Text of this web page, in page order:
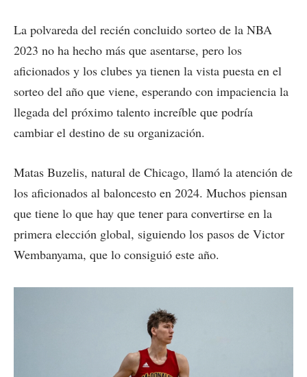
La polvareda del recién concluido sorteo de la NBA
2023 no ha hecho más que asentarse, pero los
aficionados y los clubes ya tienen la vista puesta en el
sorteo del año que viene, esperando con impaciencia la
llegada del próximo talento increíble que podría
cambiar el destino de su organización.
Matas Buzelis, natural de Chicago, llamó la atención de
los aficionados al baloncesto en 2024. Muchos piensan
que tiene lo que hay que tener para convertirse en la
primera elección global, siguiendo los pasos de Victor
Wembanyama, que lo consiguió este año.